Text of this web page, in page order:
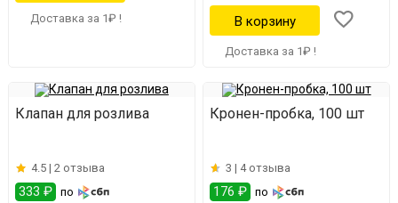
Доставка за 1₽ !
Доставка за 1₽ !
Клапан для розлива
4.5 | 2 отзыва
333 ₽ по
Кронен-пробка, 100 шт
3 | 4 отзыва
176 ₽ по